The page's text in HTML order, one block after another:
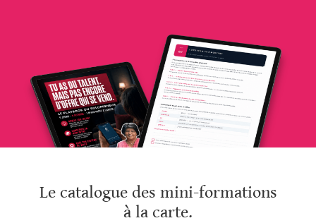
Le catalogue des mini-formations
à la carte.